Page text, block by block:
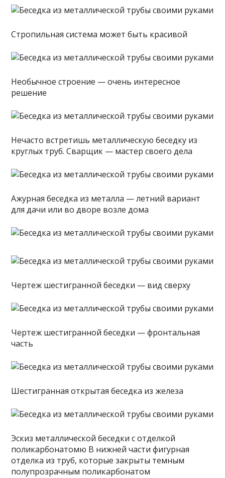
Стропильная система может быть красивой
Необычное строение — очень интересное
решение
Нечасто встретишь металлическую беседку из
круглых труб. Сварщик — мастер своего дела
Ажурная беседка из металла — летний вариант
для дачи или во дворе возле дома
Чертеж шестигранной беседки — вид сверху
Чертеж шестигранной беседки — фронтальная
часть
Шестигранная открытая беседка из железа
Эскиз металлической беседки с отделкой
поликарбонатомю В нижней части фигурная
отделка из труб, которые закрыты темным
полупрозрачным поликарбонатом